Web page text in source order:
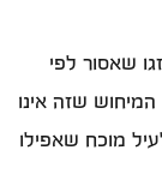
שאסור לפי
שזה אינו
מוכח שאפילו